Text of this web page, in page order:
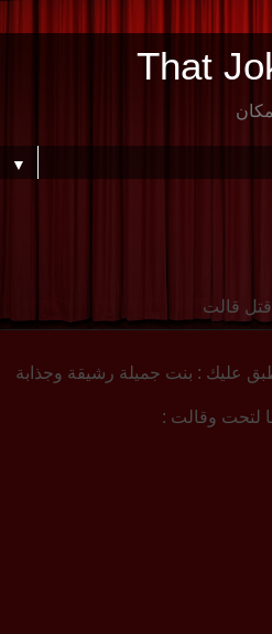
▼
قالت
عليك : بنت جميلة رشيقة وجذابة
لتحت وقالت :